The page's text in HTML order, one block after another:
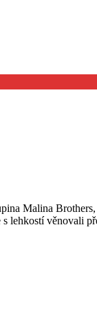
Malina
s lehkostí věnovali